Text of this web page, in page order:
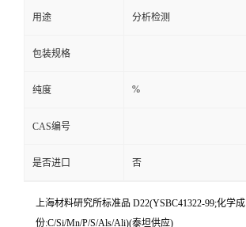
用途 分析检测
包装规格
纯度 %
CAS编号
是否进口 否
上海材料研究所标准品 D22(YSBC41322-99;化学成
份:C/Si/Mn/P/S/Als/Ali)(泰坦供应)